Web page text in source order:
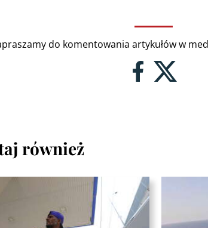
do komentowania artykułów w
również